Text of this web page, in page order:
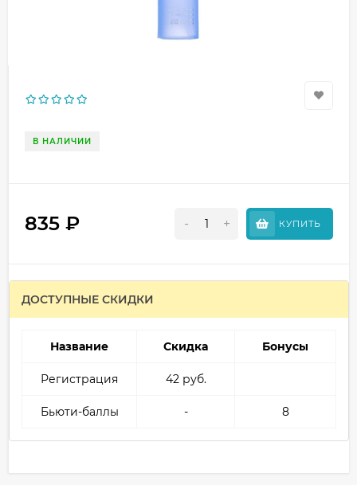
В НАЛИЧИИ
835 ₽ - + КУПИТЬ
ДОСТУПНЫЕ СКИДКИ
Название Скидка Бонусы
Регистрация 42 руб.
Бьюти-баллы - 8